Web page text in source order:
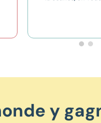
y